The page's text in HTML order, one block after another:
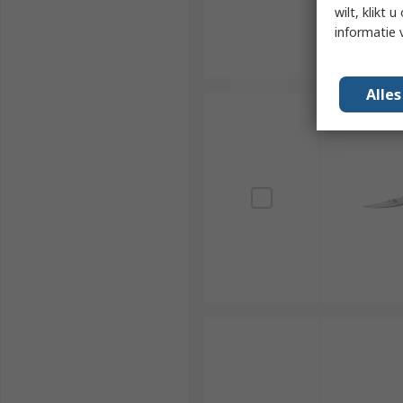
wilt, klikt u
informatie